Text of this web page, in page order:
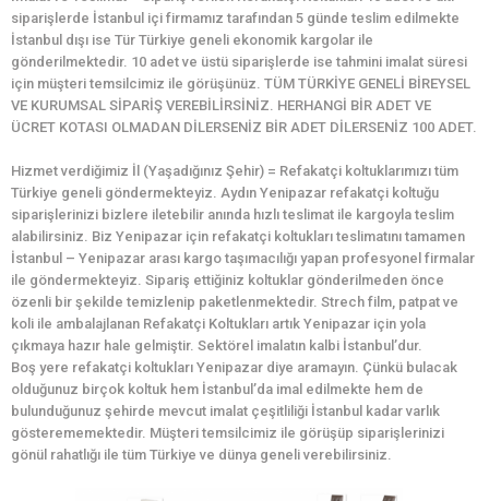
siparişlerde İstanbul içi firmamız tarafından 5 günde teslim edilmekte
İstanbul dışı ise Tür Türkiye geneli ekonomik kargolar ile
gönderilmektedir. 10 adet ve üstü siparişlerde ise tahmini imalat süresi
için müşteri temsilcimiz ile görüşünüz. TÜM TÜRKİYE GENELİ BİREYSEL
VE KURUMSAL SİPARİŞ VEREBİLİRSİNİZ. HERHANGİ BİR ADET VE
ÜCRET KOTASI OLMADAN DİLERSENİZ BİR ADET DİLERSENİZ 100 ADET.
Hizmet verdiğimiz İl (Yaşadığınız Şehir) = Refakatçi koltuklarımızı tüm
Türkiye geneli göndermekteyiz. Aydın Yenipazar refakatçi koltuğu
siparişlerinizi bizlere iletebilir anında hızlı teslimat ile kargoyla teslim
alabilirsiniz. Biz Yenipazar için refakatçi koltukları teslimatını tamamen
İstanbul – Yenipazar arası kargo taşımacılığı yapan profesyonel firmalar
ile göndermekteyiz. Sipariş ettiğiniz koltuklar gönderilmeden önce
özenli bir şekilde temizlenip paketlenmektedir. Strech film, patpat ve
koli ile ambalajlanan Refakatçi Koltukları artık Yenipazar için yola
çıkmaya hazır hale gelmiştir. Sektörel imalatın kalbi İstanbul’dur.
Boş yere refakatçi koltukları Yenipazar diye aramayın. Çünkü bulacak
olduğunuz birçok koltuk hem İstanbul’da imal edilmekte hem de
bulunduğunuz şehirde mevcut imalat çeşitliliği İstanbul kadar varlık
gösterememektedir. Müşteri temsilcimiz ile görüşüp siparişlerinizi
gönül rahatlığı ile tüm Türkiye ve dünya geneli verebilirsiniz.